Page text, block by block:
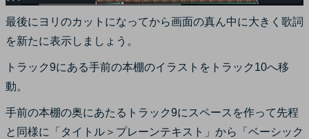
最後にヨリのカットになってから画面の真ん中に大きく歌詞
を新たに表示しましょう。
トラック9にある手前の本棚のイラストをトラック10へ移
動。
手前の本棚の奥にあたるトラック9にスペースを作って先程
と同様に「タイトル＞プレーンテキスト」から「ベーシック